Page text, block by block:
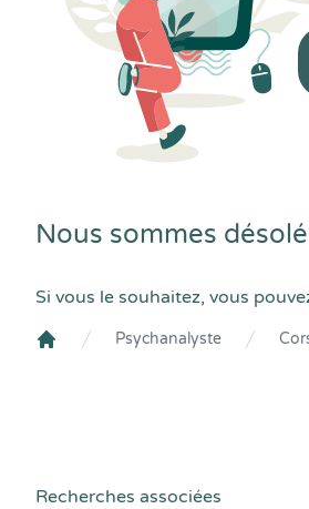
Nous sommes
Si vous le souhaitez, vous
Psychanalyste
Recherches associées